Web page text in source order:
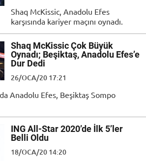
Shaq McKissic, Anadolu Efes
karşısında kariyer maçını oynadı.
Shaq McKissic Çok Büyük
Oynadı; Beşiktaş, Anadolu Efes’e
Dur Dedi
26/OCA/20 17:21
Anadolu Efes, Beşiktaş Sompo
ING All-Star 2020’de İlk 5’ler
Belli Oldu
18/OCA/20 14:20